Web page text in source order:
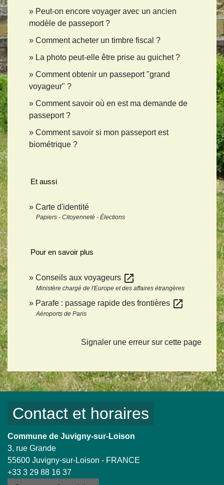
Peut-on encore voyager avec un ancien
modèle de passeport ?
Comment acheter un timbre fiscal ?
La photo peut-elle être prise au guichet ?
Comment obtenir un passeport "grand
voyageur" ?
Comment savoir où en est ma demande de
passeport ?
Comment savoir si mon passeport est
biométrique ?
Et aussi
Carte d'identité
Papiers - Citoyenneté - Élections
Pour en savoir plus
Conseils aux voyageurs open_in_new
Ministère chargé de l'Europe et des affaires étrangères
Parafe : passage rapide des frontières open_in_new
Aéroports de Paris
Signaler une erreur sur cette page
Contact et horaires
Commune de Juvigny-sur-Loison
3, rue Grande
55600 Juvigny-sur-Loison - FRANCE
+33 3 29 88 16 37